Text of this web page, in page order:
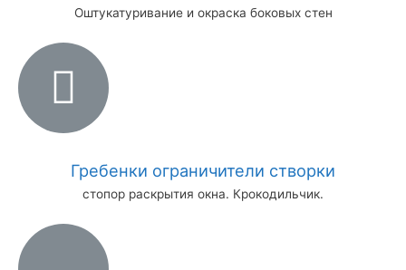
Оштукатуривание и окраска боковых стен
Гребенки ограничители створки
стопор раскрытия окна. Крокодильчик.